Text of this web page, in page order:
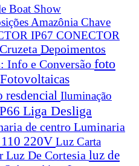
Boat Show
Amazônia Chave
IP67 CONECTOR
Cruzeta Depoimentos
Info e Conversão foto
resdencial Iluminação
Liga Desliga
de centro Luminaria
220V Luz Carta
Luz De Cortesia luz de